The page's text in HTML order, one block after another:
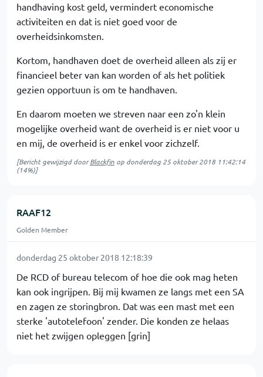
handhaving kost geld, vermindert economische
activiteiten en dat is niet goed voor de
overheidsinkomsten.
Kortom, handhaven doet de overheid alleen als zij er
financieel beter van kan worden of als het politiek
gezien opportuun is om te handhaven.
En daarom moeten we streven naar een zo'n klein
mogelijke overheid want de overheid is er niet voor u
en mij, de overheid is er enkel voor zichzelf.
[Bericht gewijzigd doorBlackfin op donderdag 25 oktober 2018 11:42:14
(14%)]
RAAF12
Golden Member
donderdag 25 oktober 2018 12:18:39
De RCD of bureau telecom of hoe die ook mag heten
kan ook ingrijpen. Bij mij kwamen ze langs met een SA
en zagen ze storingbron. Dat was een mast met een
sterke 'autotelefoon' zender. Die konden ze helaas
niet het zwijgen opleggen [grin]